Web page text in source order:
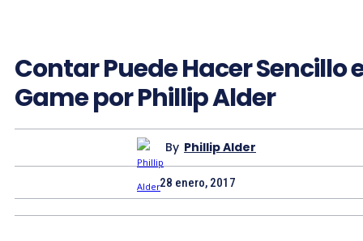
Contar Puede Hacer Sencillo
Game por Phillip Alder
By Phillip Alder
28 enero, 2017